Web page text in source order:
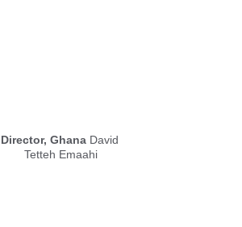
Director, Ghana David
Tetteh Emaahi